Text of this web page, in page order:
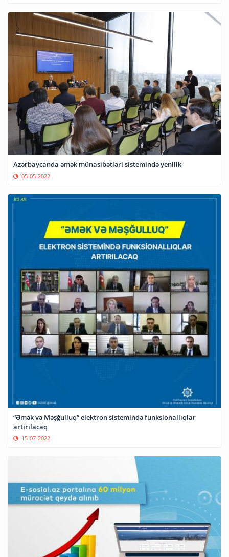
Azərbaycanda əmək münasibətləri sistemində yenilik
05-05-2022
“Əmək və Məşğulluq” elektron sistemində funksionallıqlar
15-07-2022